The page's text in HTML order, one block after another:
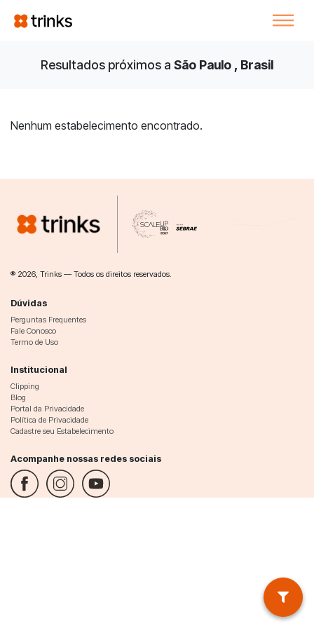
Resultados próximos a São Paulo , Brasil
Nenhum estabelecimento encontrado.
® 2026, Trinks — Todos os direitos reservados.
Dúvidas
Perguntas Frequentes
Fale Conosco
Termo de Uso
Institucional
Clipping
Blog
Portal da Privacidade
Política de Privacidade
Cadastre seu Estabelecimento
Acompanhe nossas redes sociais